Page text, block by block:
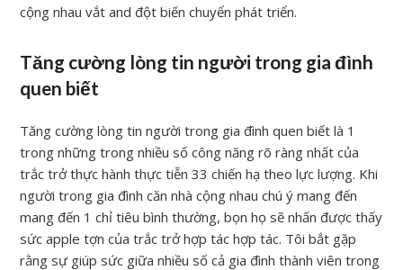
cộng nhau vắt and đột biến chuyển phát triển.
Tăng cường lòng tin người trong gia đình
quen biết
Tăng cường lòng tin người trong gia đình quen biết là 1
trong những trong nhiều số công năng rõ ràng nhất của
trắc trở thực hành thực tiễn 33 chiến hạ theo lực lượng. Khi
người trong gia đình căn nhà cộng nhau chú ý mang đến
mang đến 1 chỉ tiêu bình thường, bọn họ sẽ nhấn được thấy
sức apple tợn của trắc trở hợp tác hợp tác. Tôi bắt gặp
rằng sự giúp sức giữa nhiều số cả gia đình thành viên trong